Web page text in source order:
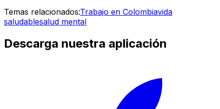
Temas relacionados:Trabajo en Colombiavida
saludablesalud mental
Descarga nuestra aplicación